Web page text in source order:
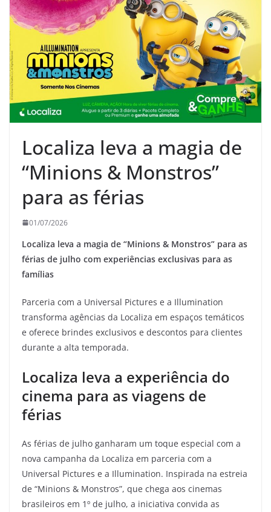
Localiza leva a magia de
“Minions & Monstros”
para as férias
01/07/2026
Localiza leva a magia de “Minions & Monstros” para as
férias de julho com experiências exclusivas para as
famílias
Parceria com a Universal Pictures e a Illumination
transforma agências da Localiza em espaços temáticos
e oferece brindes exclusivos e descontos para clientes
durante a alta temporada.
Localiza leva a experiência do
cinema para as viagens de
férias
As férias de julho ganharam um toque especial com a
nova campanha da Localiza em parceria com a
Universal Pictures e a Illumination. Inspirada na estreia
de “Minions & Monstros”, que chega aos cinemas
brasileiros em 1º de julho, a iniciativa convida as